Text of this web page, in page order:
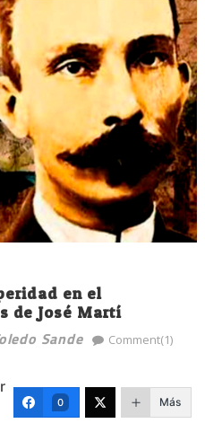
en el
de José Martí
Sande Comment(1)
0 Más